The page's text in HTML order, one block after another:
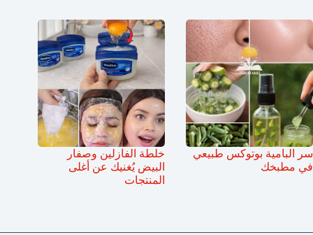
سر البامية بوتوكس طبيعي
في مطبخك
خلطة الفازلين وصفار
البيض يُغنيك عن أغلى
المنتجات